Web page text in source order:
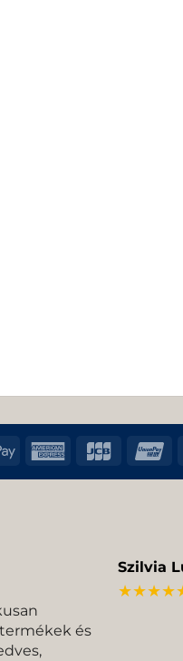
Google AmericanJCB
és
Szilvia